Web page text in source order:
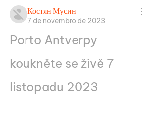
Костян Мусин
7 de novembro de 2023
Porto Antverpy
koukněte se živě 7
listopadu 2023